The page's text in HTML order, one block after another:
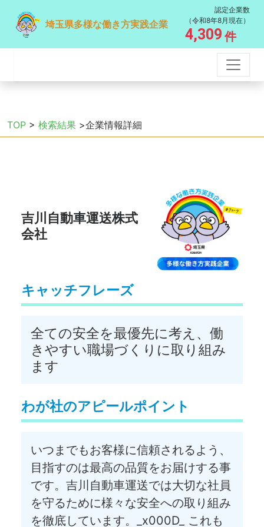
埼玉県多様な働き方実践企業
認定企業数
（令和8年8月現在）
4,309 件
TOP > 検索結果 >企業情報詳細
吉川自動車運送株式
会社
キャッチフレーズ
全ての安全を最優先に考え、働
きやすい職場づくりに取り組み
ます
わが社のアピールポイント
いつまでもお客様に信頼されるよう、
目指すのは最高の品質をお届けする事
です。吉川自動車運送では大切な社員
を守るために様々な安全への取り組み
を徹底しています。_x000D_ これも